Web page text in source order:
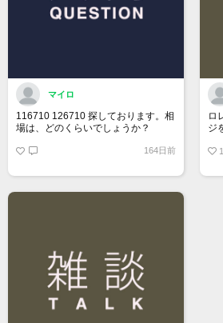
マイロ
116710 126710 探しております。相
場は、どのくらいでしょうか？
164日前
ロ
ジ
1